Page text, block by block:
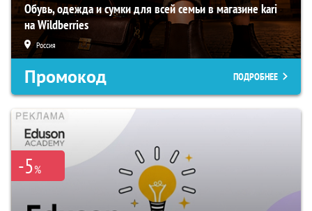
Обувь, одежда и сумки для всей семьи в магазине kari
на Wildberries
Россия
Промокод ПОДРОБНЕЕ
-5%